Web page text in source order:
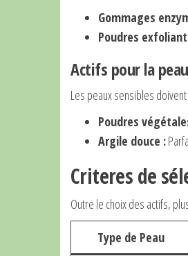
Gommages
Poudres
Actifs pour la
Les peaux sensibles
Poudres
Argile douce :
Criteres de
Outre le choix des actifs,
Type de Peau